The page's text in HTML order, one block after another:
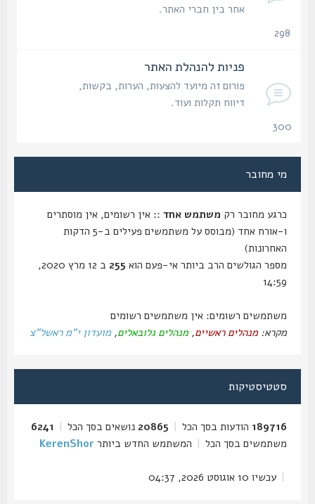
אחר בין חברי האתר.
פניות להנהלת האתר
פורום זה מיועד להצעות, הערות, בקשות,
דיווח תקלות ועוד.
מי מחובר
כרגע מחובר רקמשתמש אחד :: אין רשומים, אין מוסתרים
ו-אורח אחד (מבוסס על משתמשים פעילים ב-5 הדקות
האחרונות)
מספר הגולשים הרב ביותר אי-פעם הוא255
ב 12 מרץ 2020,
14:59
משתמשים רשומים: אין משתמשים רשומים
מקרא:מנהלים ראשיים,מנהלים גלובאלים,מועדון י"מ ראשל"צ
סטטיסטיקות
189716הודעות בסך הכל |
20865נושאים בסך הכל |
6241
משתמשים בסך הכל |המשתמש החדש ביותרKerenShor
עכשיו 10 אוגוסט 2026, 04:37